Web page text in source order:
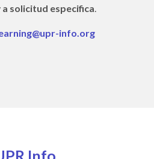
a solicitud especifica.
info.org